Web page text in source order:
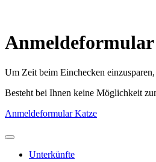
Um Zeit beim Einchecken
Besteht bei Ihnen keine Möglichkeit
Anmeldeformular Katze
Unterkünfte